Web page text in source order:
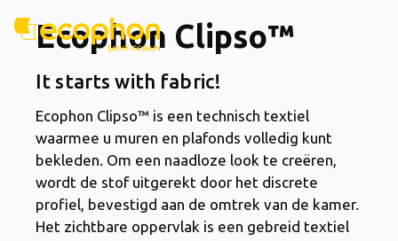
Ecophon Clipso™
It starts with fabric!
Ecophon Clipso™ is een technisch textiel
waarmee u muren en plafonds volledig kunt
bekleden. Om een naadloze look te creëren,
wordt de stof uitgerekt door het discrete
profiel, bevestigd aan de omtrek van de kamer.
Het zichtbare oppervlak is een gebreid textiel